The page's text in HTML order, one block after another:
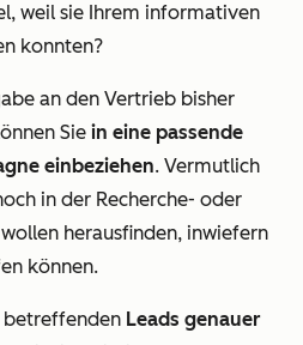
weil sie Ihrem informativen
konnten?
an den Vertrieb bisher
Sie in eine passende
einbeziehen. Vermutlich
in der Recherche- oder
herausfinden, inwiefern
können.
betreffenden Leads genauer